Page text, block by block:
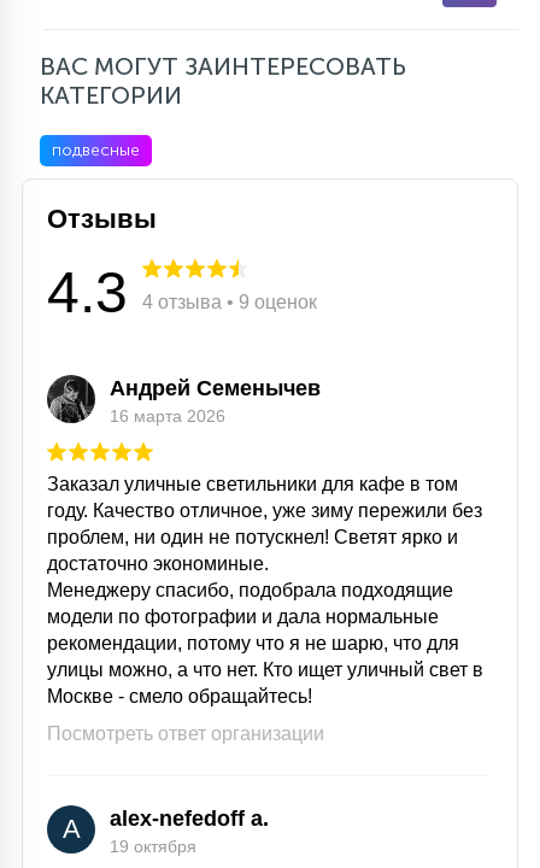
ВАС МОГУТ ЗАИНТЕРЕСОВАТЬ
КАТЕГОРИИ
подвесные
Отзывы
4.3 4 отзыва • 9 оценок
Андрей Семенычев
16 марта 2026
Заказал уличные светильники для кафе в том
году. Качество отличное, уже зиму пережили без
проблем, ни один не потускнел! Светят ярко и
достаточно экономиные.
Менеджеру спасибо, подобрала подходящие
модели по фотографии и дала нормальные
рекомендации, потому что я не шарю, что для
улицы можно, а что нет. Кто ищет уличный свет в
Москве - смело обращайтесь!
Посмотреть ответ организации
A alex-nefedoff a.
19 октября